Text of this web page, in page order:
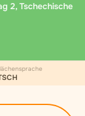
2, Tschechische